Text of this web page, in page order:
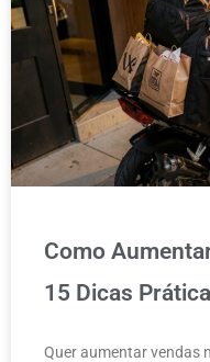
Como
15 Dicas
Quer aumentar vendas